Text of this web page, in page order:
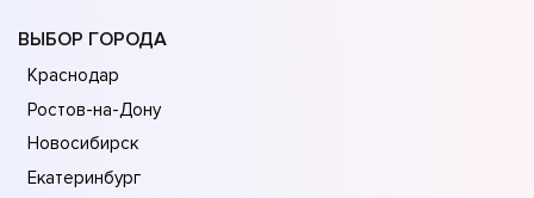
ВЫБОР ГОРОДА
Краснодар
Ростов-на-Дону
Новосибирск
Екатеринбург